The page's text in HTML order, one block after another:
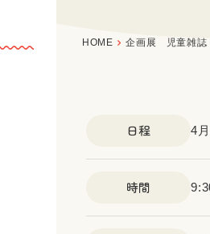
HOME 企画展 児童雑誌
日程 4
時間